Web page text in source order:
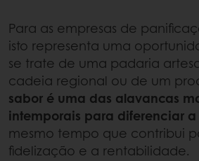
Para as empresas de
isto representa uma
se trate de uma padaria
cadeia regional ou de um
sabor é uma das alavancas
intemporais para diferenciar a
mesmo tempo que contribui
fidelização e a rentabilidade.